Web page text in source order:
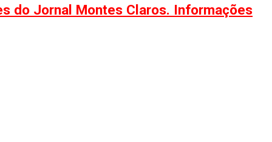
do Jornal Montes Claros. Informações